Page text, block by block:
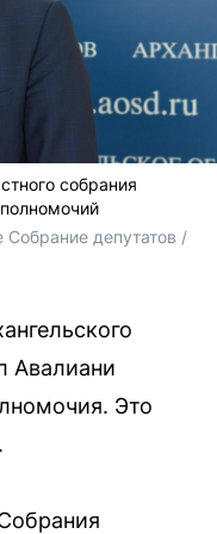
собрания
Собрание депутатов /
Авалиани
Это